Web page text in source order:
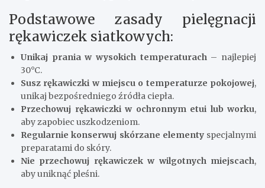
Podstawowe zasady pielęgnacji
rękawiczek siatkowych:
Unikaj prania w wysokich temperaturach– najlepiej
30°C.
Susz rękawiczki w miejscu o temperaturze pokojowej,
unikaj bezpośredniego źródła ciepła.
Przechowuj rękawiczki w ochronnym etui lub worku,
aby zapobiec uszkodzeniom.
Regularnie konserwuj skórzane elementyspecjalnymi
preparatami do skóry.
Nie przechowuj rękawiczek w wilgotnych miejscach,
aby uniknąć pleśni.